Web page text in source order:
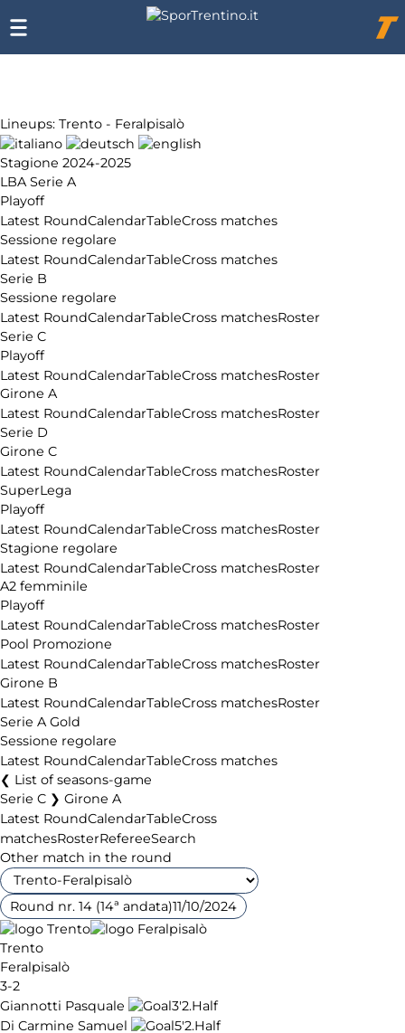
Lineups: Trento - Feralpisalò
Stagione 2024-2025
LBA Serie A
Playoff
Latest RoundCalendarTableCross matches
Sessione regolare
Latest RoundCalendarTableCross matches
Serie B
Sessione regolare
Latest RoundCalendarTableCross matchesRoster
Serie C
Playoff
Latest RoundCalendarTableCross matchesRoster
Girone A
Latest RoundCalendarTableCross matchesRoster
Serie D
Girone C
Latest RoundCalendarTableCross matchesRoster
SuperLega
Playoff
Latest RoundCalendarTableCross matchesRoster
Stagione regolare
Latest RoundCalendarTableCross matchesRoster
A2 femminile
Playoff
Latest RoundCalendarTableCross matchesRoster
Pool Promozione
Latest RoundCalendarTableCross matchesRoster
Girone B
Latest RoundCalendarTableCross matchesRoster
Serie A Gold
Sessione regolare
Latest RoundCalendarTableCross matches
List of seasons-game
Serie C ❯ Girone A
Latest RoundCalendarTableCross
matchesRosterRefereeSearch
Other match in the round
Round nr. 14 (14ª andata)11/10/2024
Trento
Feralpisalò
3-2
Giannotti Pasquale
3'2.Half
Di Carmine Samuel
5'2.Half
Chi
siamo
Affiliazione